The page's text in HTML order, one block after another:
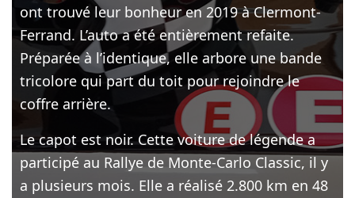
ont trouvé leur bonheur en 2019 à Clermont-
Ferrand. L’auto a été entièrement refaite.
Préparée à l’identique, elle arbore une bande
tricolore qui part du toit pour rejoindre le
coffre arrière.
Le capot est noir. Cette voiture de légende a
participé au Rallye de Monte-Carlo Classic, il y
a plusieurs mois. Elle a réalisé 2.800 km en 48